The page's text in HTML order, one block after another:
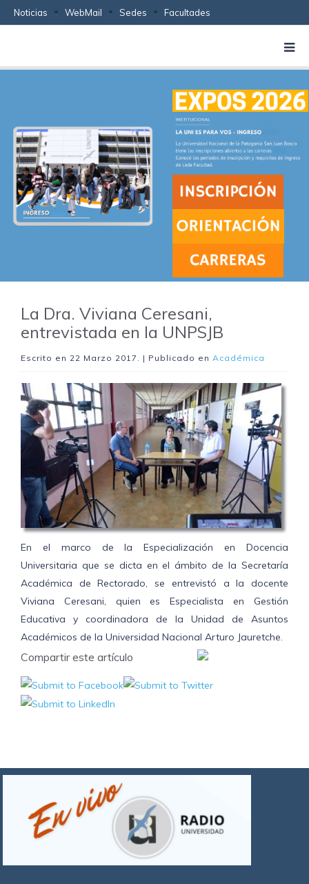
Noticias WebMail Sedes Facultades
La Dra. Viviana Ceresani,
entrevistada en la UNPSJB
Escrito en 22 Marzo 2017 . | Publicado en Académica
En el marco de la Especialización en Docencia
Universitaria que se dicta en el ámbito de la Secretaría
Académica de Rectorado, se entrevistó a la docente
Viviana Ceresani, quien es Especialista en Gestión
Educativa y coordinadora de la Unidad de Asuntos
Académicos de la Universidad Nacional Arturo Jauretche.
Compartir este artículo